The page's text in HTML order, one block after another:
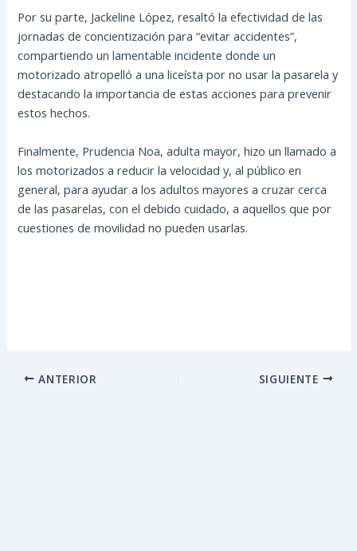
Por su parte, Jackeline López, resaltó la efectividad de las
jornadas de concientización para “evitar accidentes”,
compartiendo un lamentable incidente donde un
motorizado atropelló a una liceísta por no usar la pasarela y
destacando la importancia de estas acciones para prevenir
estos hechos.
Finalmente, Prudencia Noa, adulta mayor, hizo un llamado a
los motorizados a reducir la velocidad y, al público en
general, para ayudar a los adultos mayores a cruzar cerca
de las pasarelas, con el debido cuidado, a aquellos que por
cuestiones de movilidad no pueden usarlas.
ANTERIOR SIGUIENTE